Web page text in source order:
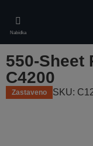
main
content
Nabídka
550-Sheet
C4200
Zastaveno SKU: